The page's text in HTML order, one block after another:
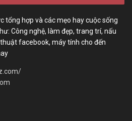
tổng hợp và các mẹo hay cuộc sống
Công nghệ, làm đẹp, trang trí, nấu
facebook, máy tính cho đến